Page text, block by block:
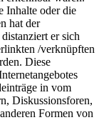
Inhalte oder die
hat der
er sich
/verknüpften
Diese
in vom
Diskussionsforen,
Formen von